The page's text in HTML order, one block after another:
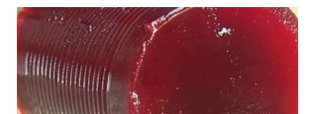
WN
DAIRI
WN
DANAU
TOBA